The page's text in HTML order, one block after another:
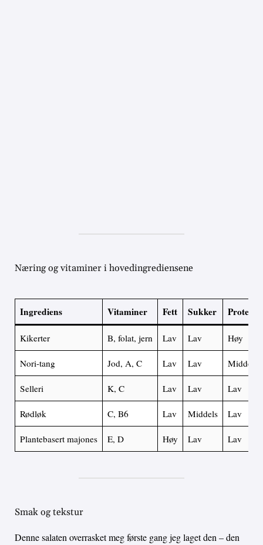
Næring og vitaminer i hovedingrediensene
Ingrediens Vitaminer Fett Sukker
Kikerter B, folat, jern Lav Lav Høy
Nori-tang Jod, A, C Lav Lav Middels
Selleri K, C Lav Lav Lav
Rødløk C, B6 Lav Middels Lav
Plantebasert majones E, D Høy Lav Lav
Smak og tekstur
Denne salaten overrasket meg første gang jeg laget den – den